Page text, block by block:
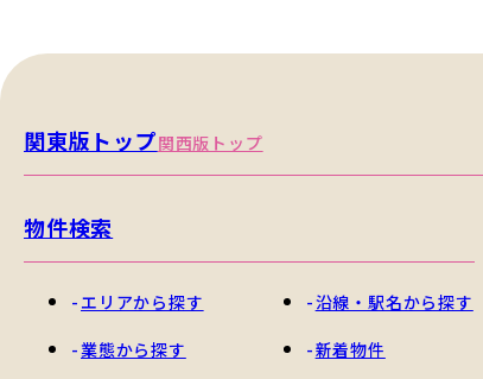
関東版トップ関西版トップ
物件検索
エリアから探す
業態から探す
沿線・駅名から探す
新着物件